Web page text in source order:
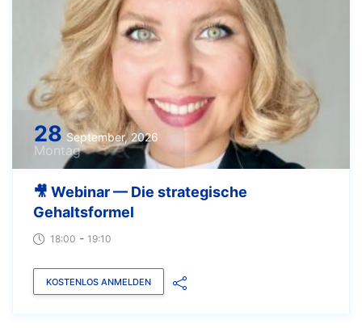
28 September, 2026
Montag
🎥 Webinar — Die strategische
Gehaltsformel
18:00 - 19:10
KOSTENLOS ANMELDEN